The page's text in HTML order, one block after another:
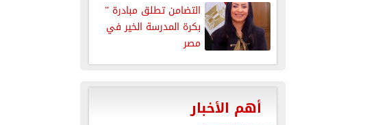
التضامن تطلق مبادرة ”
بكرة المدرسة الخير في
مصر
أهم الأخبار